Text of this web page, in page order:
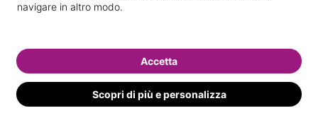
navigare in altro modo.
Scopri di più e personalizza
Accetta